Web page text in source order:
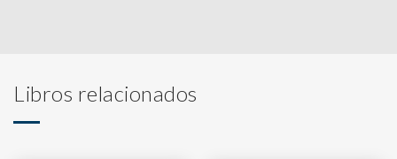
Libros relacionados